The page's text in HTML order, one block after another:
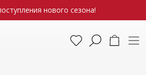
нового сезона!